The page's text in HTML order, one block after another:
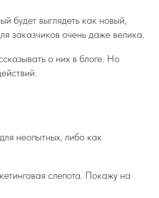
будет выглядеть как новый,
заказчиков очень даже велика.
о них в блоге. Но
неопытных, либо как
слепота. Покажу на